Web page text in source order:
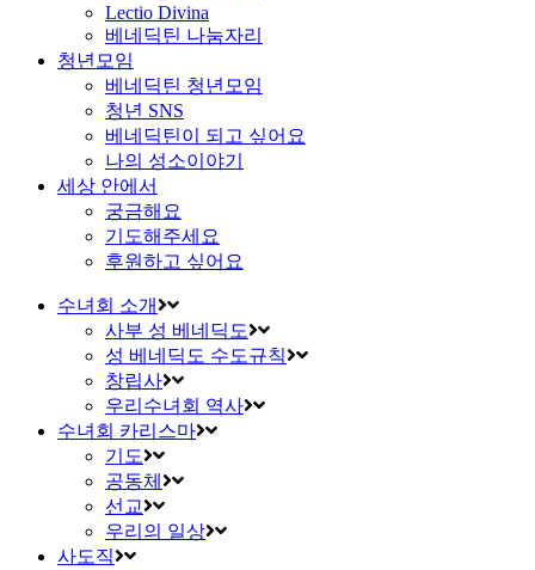
Lectio Divina
베네딕틴 나눔자리
청년모임
베네딕틴 청년모임
청년 SNS
베네딕틴이 되고 싶어요
나의 성소이야기
세상 안에서
궁금해요
기도해주세요
후원하고 싶어요
수녀회 소개
사부 성 베네딕도
성 베네딕도 수도규칙
창립사
우리수녀회 역사
수녀회 카리스마
기도
공동체
선교
우리의 일상
사도직